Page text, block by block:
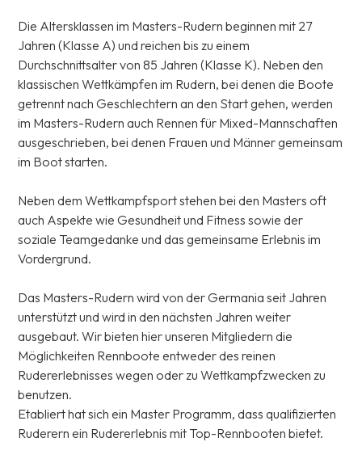
Die Altersklassen im Masters-Rudern beginnen mit 27
Jahren (Klasse A) und reichen bis zu einem
Durchschnittsalter von 85 Jahren (Klasse K). Neben den
klassischen Wettkämpfen im Rudern, bei denen die Boote
getrennt nach Geschlechtern an den Start gehen, werden
im Masters-Rudern auch Rennen für Mixed-Mannschaften
ausgeschrieben, bei denen Frauen und Männer gemeinsam
im Boot starten.
Neben dem Wettkampfsport stehen bei den Masters oft
auch Aspekte wie Gesundheit und Fitness sowie der
soziale Teamgedanke und das gemeinsame Erlebnis im
Vordergrund.
Das Masters-Rudern wird von der Germania seit Jahren
unterstützt und wird in den nächsten Jahren weiter
ausgebaut. Wir bieten hier unseren Mitgliedern die
Möglichkeiten Rennboote entweder des reinen
Rudererlebnisses wegen oder zu Wettkampfzwecken zu
benutzen.
Etabliert hat sich ein Master Programm, dass qualifizierten
Ruderern ein Rudererlebnis mit Top-Rennbooten bietet.